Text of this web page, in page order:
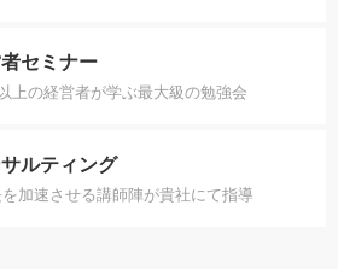
セミナー
上の経営者が学ぶ最大級の勉強会
ルティング
加速させる講師陣が貴社にて指導